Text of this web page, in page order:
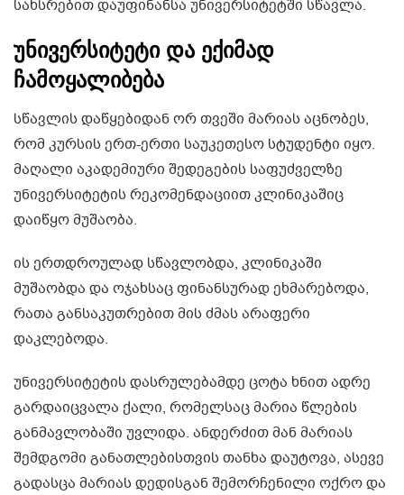
სახსრებით დაუფინანსა უნივერსიტეტში სწავლა.
უნივერსიტეტი და ექიმად
ჩამოყალიბება
სწავლის დაწყებიდან ორ თვეში მარიას აცნობეს,
რომ კურსის ერთ-ერთი საუკეთესო სტუდენტი იყო.
მაღალი აკადემიური შედეგების საფუძველზე
უნივერსიტეტის რეკომენდაციით კლინიკაშიც
დაიწყო მუშაობა.
ის ერთდროულად სწავლობდა, კლინიკაში
მუშაობდა და ოჯახსაც ფინანსურად ეხმარებოდა,
რათა განსაკუთრებით მის ძმას არაფერი
დაკლებოდა.
უნივერსიტეტის დასრულებამდე ცოტა ხნით ადრე
გარდაიცვალა ქალი, რომელსაც მარია წლების
განმავლობაში უვლიდა. ანდერძით მან მარიას
შემდგომი განათლებისთვის თანხა დაუტოვა, ასევე
გადასცა მარიას დედისგან შემორჩენილი ოქრო და